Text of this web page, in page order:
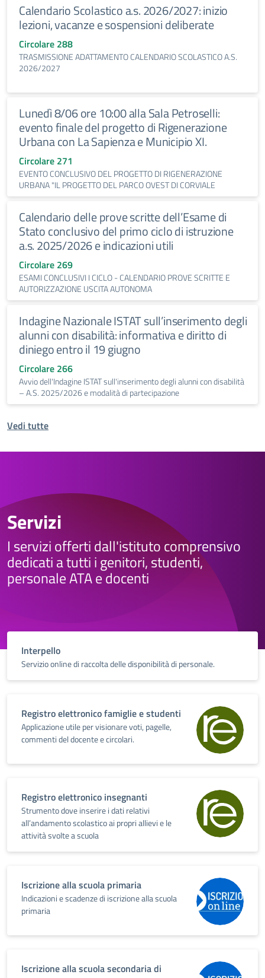
Calendario Scolastico a.s. 2026/2027: inizio
lezioni, vacanze e sospensioni deliberate
Circolare 288
TRASMISSIONE ADATTAMENTO CALENDARIO SCOLASTICO A.S.
2026/2027
Lunedì 8/06 ore 10:00 alla Sala Petroselli:
evento finale del progetto di Rigenerazione
Urbana con La Sapienza e Municipio XI.
Circolare 271
EVENTO CONCLUSIVO DEL PROGETTO DI RIGENERAZIONE
URBANA "IL PROGETTO DEL PARCO OVEST DI CORVIALE
Calendario delle prove scritte dell’Esame di
Stato conclusivo del primo ciclo di istruzione
a.s. 2025/2026 e indicazioni utili
Circolare 269
ESAMI CONCLUSIVI I CICLO - CALENDARIO PROVE SCRITTE E
AUTORIZZAZIONE USCITA AUTONOMA
Indagine Nazionale ISTAT sull’inserimento degli
alunni con disabilità: informativa e diritto di
diniego entro il 19 giugno
Circolare 266
Avvio dell'Indagine ISTAT sull'inserimento degli alunni con disabilità
– A.S. 2025/2026 e modalità di partecipazione
Vedi tutte
Servizi
I servizi offerti dall'istituto comprensivo
dedicati a tutti i genitori, studenti,
personale ATA e docenti
Interpello
Servizio online di raccolta delle disponibilità di personale.
Registro elettronico famiglie e studenti
Applicazione utile per visionare voti, pagelle,
commenti del docente e circolari.
Registro elettronico insegnanti
Strumento dove inserire i dati relativi
all’andamento scolastico ai propri allievi e le
attività svolte a scuola
Iscrizione alla scuola primaria
Indicazioni e scadenze di iscrizione alla scuola
primaria
Iscrizione alla scuola secondaria di